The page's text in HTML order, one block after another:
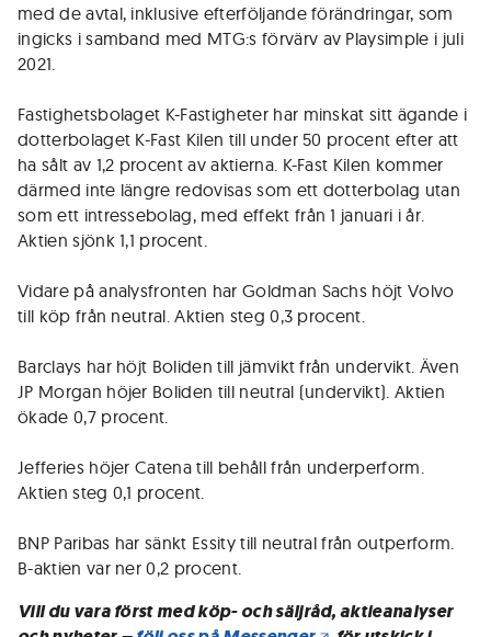
med de avtal, inklusive efterföljande förändringar, som
ingicks i samband med MTG:s förvärv av Playsimple i juli
2021.
Fastighetsbolaget K-Fastigheter har minskat sitt ägande i
dotterbolaget K-Fast Kilen till under 50 procent efter att
ha sålt av 1,2 procent av aktierna. K-Fast Kilen kommer
därmed inte längre redovisas som ett dotterbolag utan
som ett intressebolag, med effekt från 1 januari i år.
Aktien sjönk 1,1 procent.
Vidare på analysfronten har Goldman Sachs höjt Volvo
till köp från neutral. Aktien steg 0,3 procent.
Barclays har höjt Boliden till jämvikt från undervikt. Även
JP Morgan höjer Boliden till neutral (undervikt). Aktien
ökade 0,7 procent.
Jefferies höjer Catena till behåll från underperform.
Aktien steg 0,1 procent.
BNP Paribas har sänkt Essity till neutral från outperform.
B-aktien var ner 0,2 procent.
Vill du vara först med köp- och säljråd, aktieanalyser